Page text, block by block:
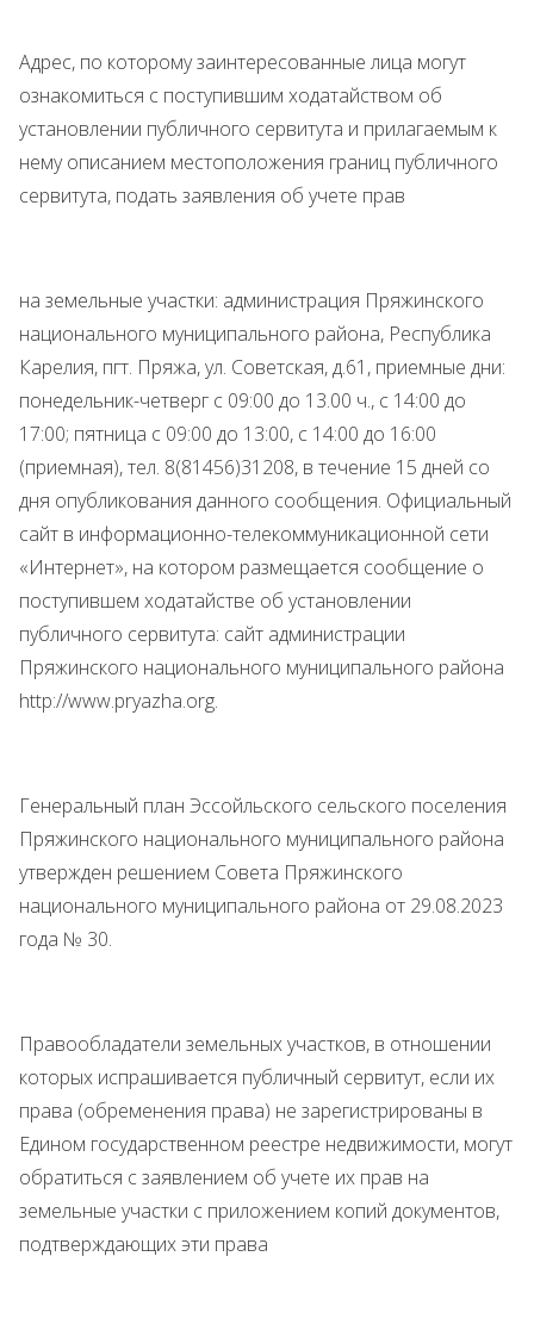
Адрес, по которому заинтересованные лица могут
ознакомиться с поступившим ходатайством об
установлении публичного сервитута и прилагаемым к
нему описанием местоположения границ публичного
сервитута, подать заявления об учете прав
на земельные участки: администрация Пряжинского
национального муниципального района, Республика
Карелия, пгт. Пряжа, ул. Советская, д.61, приемные дни:
понедельник-четверг с 09:00 до 13.00 ч., с 14:00 до
17:00; пятница с 09:00 до 13:00, с 14:00 до 16:00
(приемная), тел. 8(81456)31208, в течение 15 дней со
дня опубликования данного сообщения. Официальный
сайт в информационно-телекоммуникационной сети
«Интернет», на котором размещается сообщение о
поступившем ходатайстве об установлении
публичного сервитута: сайт администрации
Пряжинского национального муниципального района
http://www.pryazha.org.
Генеральный план Эссойльского сельского поселения
Пряжинского национального муниципального района
утвержден решением Совета Пряжинского
национального муниципального района от 29.08.2023
года № 30.
Правообладатели земельных участков, в отношении
которых испрашивается публичный сервитут, если их
права (обременения права) не зарегистрированы в
Едином государственном реестре недвижимости, могут
обратиться с заявлением об учете их прав на
земельные участки с приложением копий документов,
подтверждающих эти права